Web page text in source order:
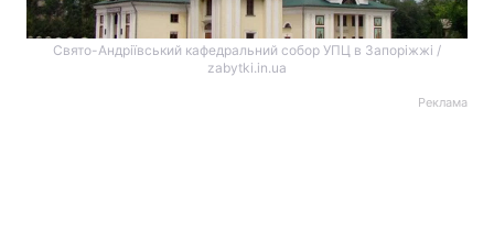
Свято-Андріївський кафедральний собор УПЦ в Запоріжжі /
zabytki.in.ua
Реклама